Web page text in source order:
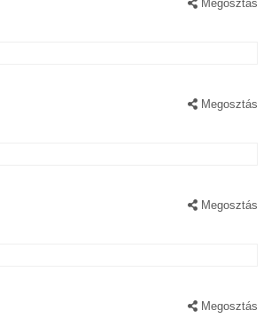
Megosztás
Megosztás
Megosztás
Megosztás